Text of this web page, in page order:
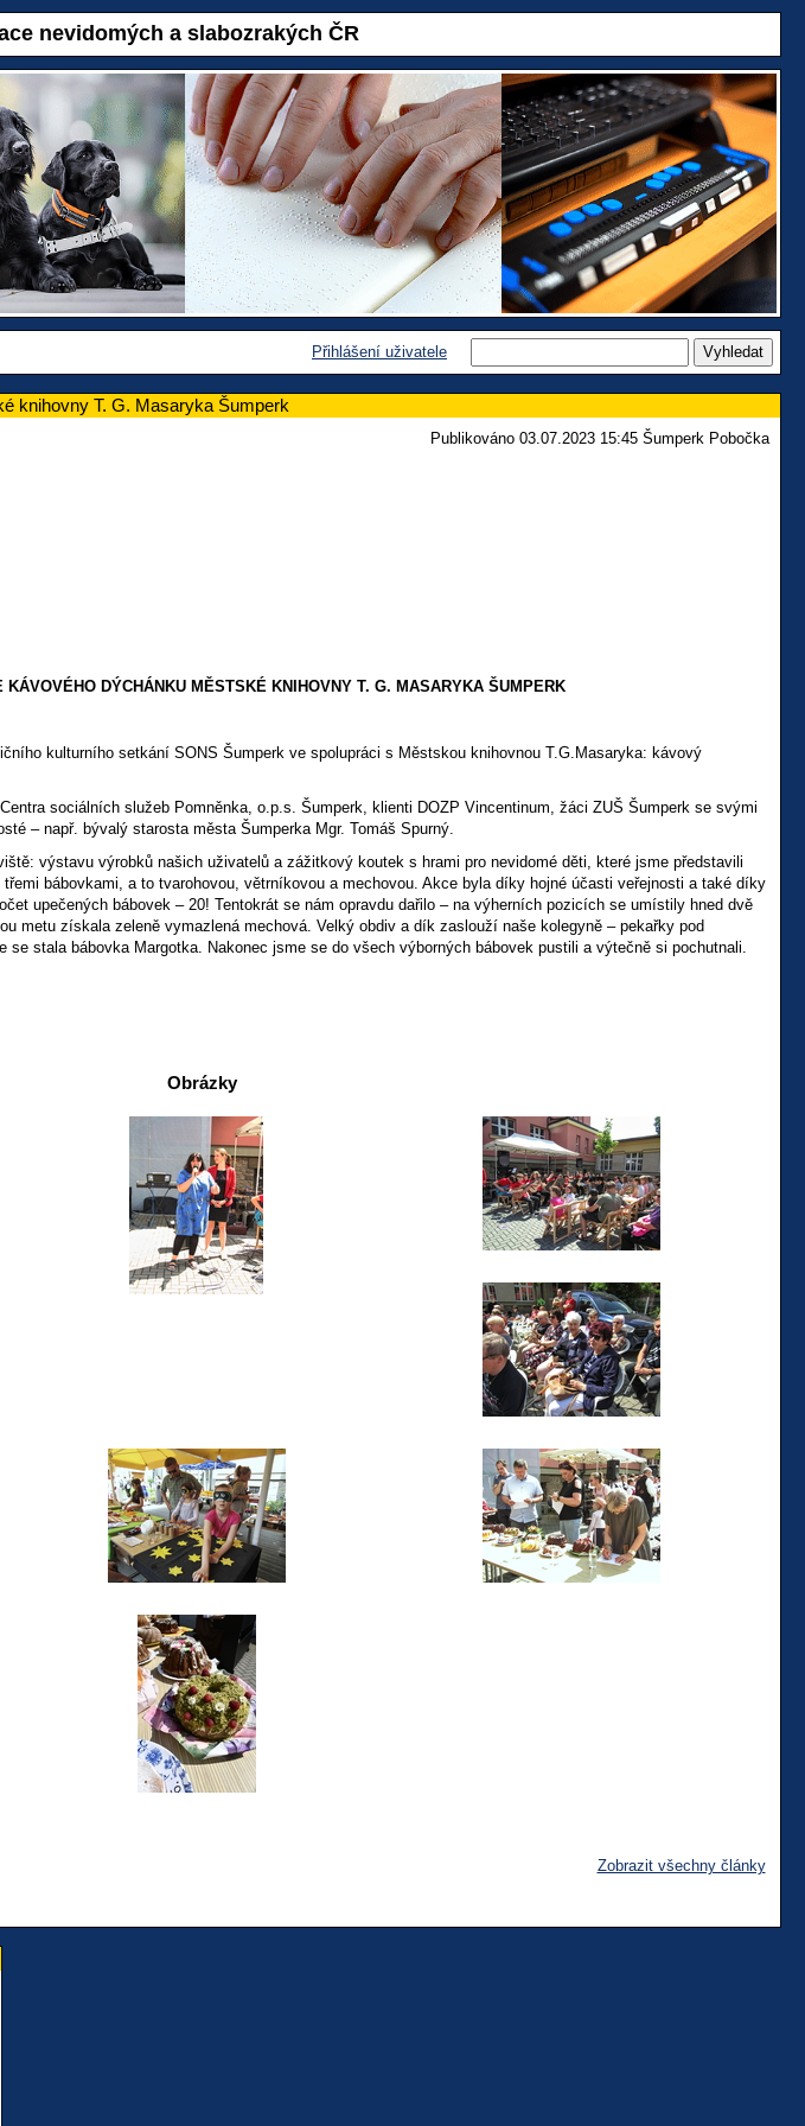
nevidomých a slabozrakých ČR
Přihlášení uživatele
knihovny T. G. Masaryka Šumperk
Publikováno 03.07.2023 15:45 Šumperk Pobočka
DÝCHÁNKU MĚSTSKÉ KNIHOVNY T. G. MASARYKA ŠUMPERK
kulturního setkání SONS Šumperk ve spolupráci s Městskou knihovnou T.G.Masaryka: kávový
sociálních služeb Pomněnka, o.p.s. Šumperk, klienti DOZP Vincentinum, žáci ZUŠ Šumperk se svými
– např. bývalý starosta města Šumperka Mgr. Tomáš Spurný.
výstavu výrobků našich uživatelů a zážitkový koutek s hrami pro nevidomé děti, které jsme představili
bábovkami, a to tvarohovou, větrníkovou a mechovou. Akce byla díky hojné účasti veřejnosti a také díky
upečených bábovek – 20! Tentokrát se nám opravdu dařilo – na výherních pozicích se umístily hned dvě
metu získala zeleně vymazlená mechová. Velký obdiv a dík zaslouží naše kolegyně – pekařky pod
stala bábovka Margotka. Nakonec jsme se do všech výborných bábovek pustili a výtečně si pochutnali.
Obrázky
Zobrazit všechny články